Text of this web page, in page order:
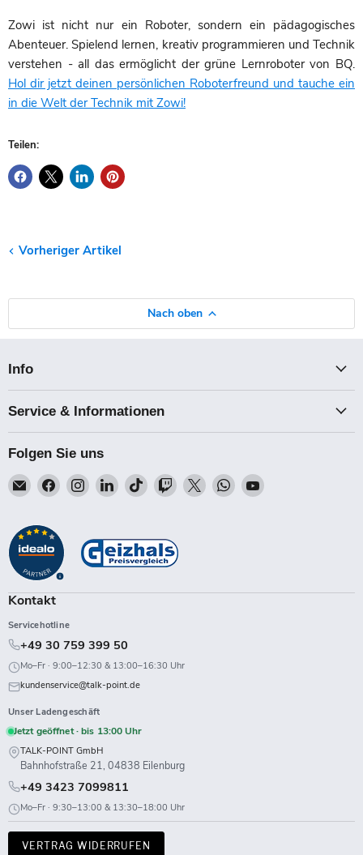
Zowi ist nicht nur ein Roboter, sondern ein pädagogisches
Abenteuer. Spielend lernen, kreativ programmieren und Technik
verstehen - all das ermöglicht der grüne Lernroboter von BQ.
Hol dir jetzt deinen persönlichen Roboterfreund und tauche ein
in die Welt der Technik mit Zowi!
Teilen:
Vorheriger Artikel
Nach oben
Info
Service & Informationen
Folgen Sie uns
Email
Talk-
Finden
Sie
auf
Facebook
Finden
Sie
Instagram
Finden
Sie
LinkedIn
Finden
Sie
TikTok
Finden
Sie
Twitch
Finden
Sie
Finden
Sie
Finden
Kontakt
Servicehotline
+49 30 759 399 50
Mo–Fr · 9:00–12:30 & 13:00–16:30 Uhr
kundenservice@talk-point.de
Unser Ladengeschäft
Jetzt geöffnet · bis 13:00 Uhr
TALK-POINT GmbH
Bahnhofstraße 21, 04838 Eilenburg
+49 3423 7099811
Mo–Fr · 9:30–13:00 & 13:30–18:00 Uhr
VERTRAG WIDERRUFEN